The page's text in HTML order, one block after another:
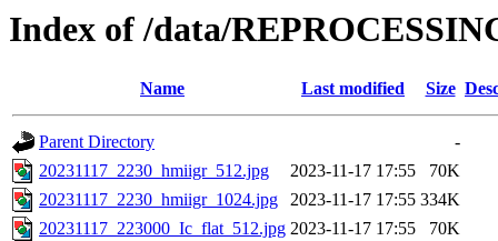
Index of /data/
Name Last modified Size
Parent Directory
-
20231117_2230_hmiigr_512.jpg
2023-11-17 17:55
70K
20231117_2230_hmiigr_1024.jpg
2023-11-17 17:55 334K
20231117_223000_Ic_flat_512.jpg 2023-11-17 17:55
70K